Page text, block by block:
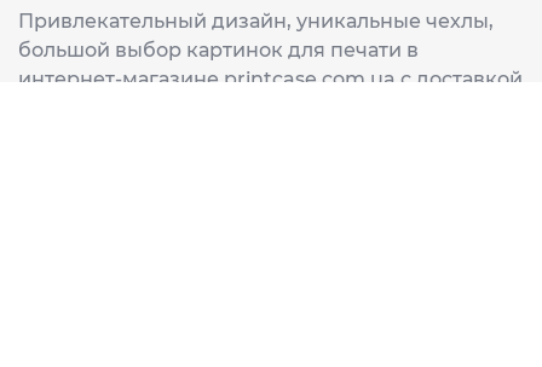
Привлекательный дизайн, уникальные чехлы,
большой выбор картинок для печати в
интернет-магазине printcase.com.ua с доставкой